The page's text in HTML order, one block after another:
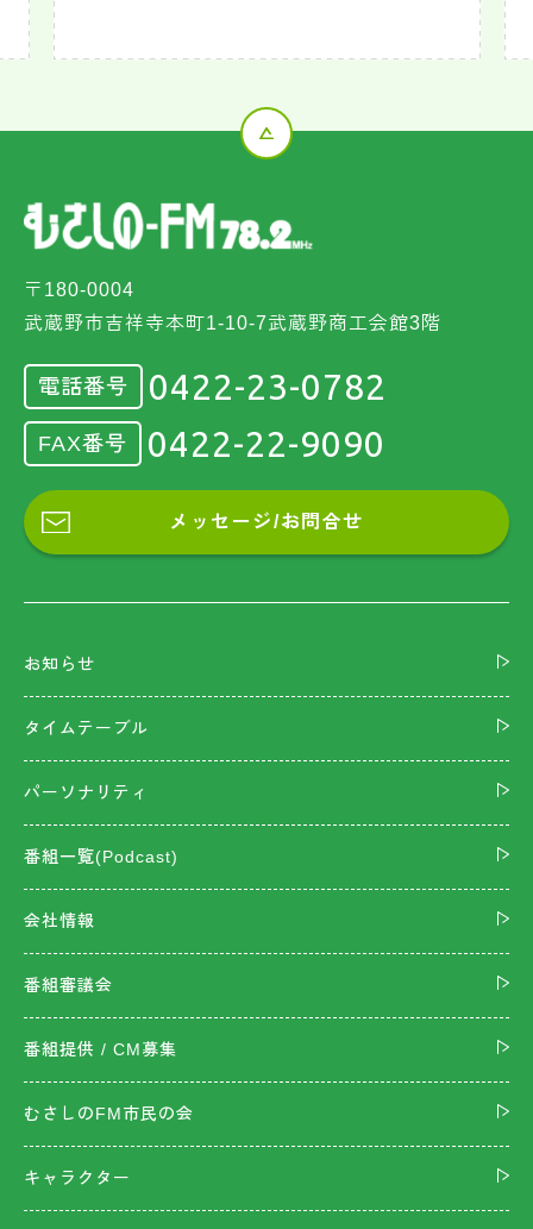
〒180-0004
武蔵野市吉祥寺本町1-10-7武蔵野商工会館3階
電話番号 0422-23-0782
FAX番号 0422-22-9090
メッセージ/お問合せ
お知らせ
タイムテーブル
パーソナリティ
番組一覧(Podcast)
会社情報
番組審議会
番組提供 / CM募集
むさしのFM市民の会
キャラクター